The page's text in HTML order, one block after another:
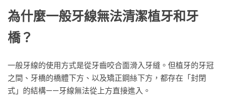
TePe
為什麼一般牙線無法清潔植牙和牙
橋？
一般牙線的使用方式是從牙齒咬合面滑入牙縫。但植牙的牙冠
之間、牙橋的橋體下方、以及矯正鋼絲下方，都存在「封閉
式」的結構——牙線無法從上方直接進入。